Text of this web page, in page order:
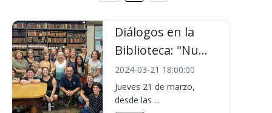
Diálogos en la
Biblioteca: "Nu...
2024-03-21 18:00:00
Jueves 21 de marzo,
desde las ...